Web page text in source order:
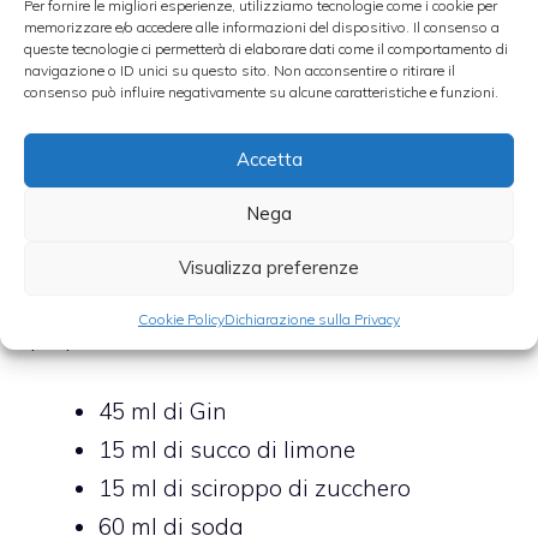
Per fornire le migliori esperienze, utilizziamo tecnologie come i cookie per
memorizzare e/o accedere alle informazioni del dispositivo. Il consenso a
queste tecnologie ci permetterà di elaborare dati come il comportamento di
navigazione o ID unici su questo sito. Non acconsentire o ritirare il
consenso può influire negativamente su alcune caratteristiche e funzioni.
Accetta
Nega
Visualizza preferenze
Cookie PolicyDichiarazione sulla Privacy
Qualche altra ricetta
è sicuramente un cocktail
leggendarioche veniva preparato e
sorseggiato già nei primi del 1800. Molto
semplice anche da realizzare in quanto si
preparazione servono:
45 ml di Gin
15 ml di succo di limone
15 ml di sciroppo di zucchero
60 ml di soda